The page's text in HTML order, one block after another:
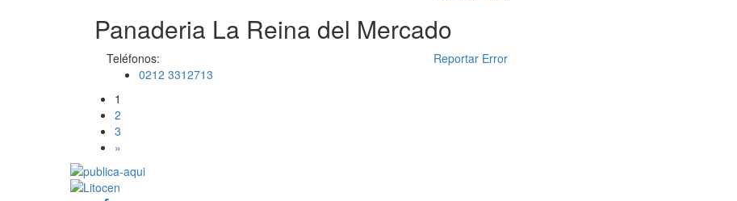
Panaderia La Reina del Mercado
Teléfonos:
0212 3312713
Reportar Error
1
2
3
»